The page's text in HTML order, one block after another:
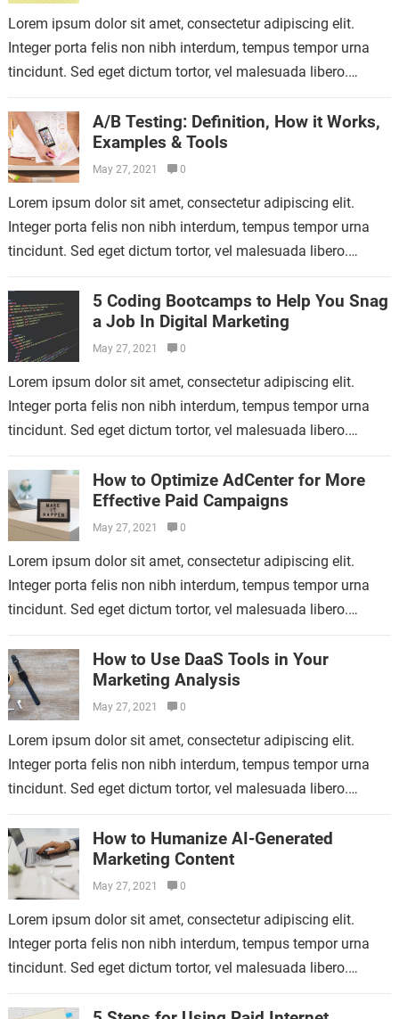
Lorem ipsum dolor sit amet, consectetur adipiscing elit.
Integer porta felis non nibh interdum, tempus tempor urna
tincidunt. Sed eget dictum tortor, vel malesuada libero.
A/B Testing: Definition, How it Works,
Examples & Tools
May 27, 2021 0
Lorem ipsum dolor sit amet, consectetur adipiscing elit.
Integer porta felis non nibh interdum, tempus tempor urna
tincidunt. Sed eget dictum tortor, vel malesuada libero.
5 Coding Bootcamps to Help You Snag
a Job In Digital Marketing
May 27, 2021 0
Lorem ipsum dolor sit amet, consectetur adipiscing elit.
Integer porta felis non nibh interdum, tempus tempor urna
tincidunt. Sed eget dictum tortor, vel malesuada libero.
How to Optimize AdCenter for More
Effective Paid Campaigns
May 27, 2021 0
Lorem ipsum dolor sit amet, consectetur adipiscing elit.
Integer porta felis non nibh interdum, tempus tempor urna
tincidunt. Sed eget dictum tortor, vel malesuada libero.
How to Use DaaS Tools in Your
Marketing Analysis
May 27, 2021 0
Lorem ipsum dolor sit amet, consectetur adipiscing elit.
Integer porta felis non nibh interdum, tempus tempor urna
tincidunt. Sed eget dictum tortor, vel malesuada libero.
How to Humanize AI-Generated
Marketing Content
May 27, 2021 0
Lorem ipsum dolor sit amet, consectetur adipiscing elit.
Integer porta felis non nibh interdum, tempus tempor urna
tincidunt. Sed eget dictum tortor, vel malesuada libero.